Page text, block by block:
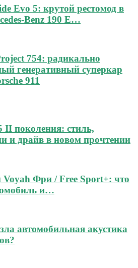
Evo 5: крутой рестомод в
Benz 190 E…
754: радикально
генеративный суперкар
911
II поколения: стиль,
и драйв в новом прочтении
Фри / Free Sport+: что
и…
автомобильная акустика